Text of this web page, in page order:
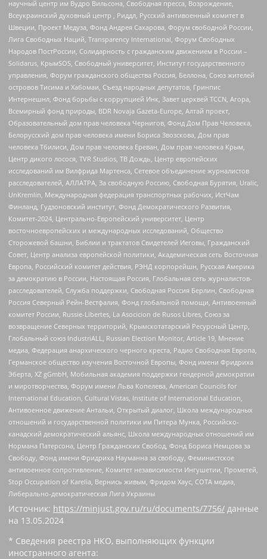
научный центр им Вудро Вильсона, Свободная пресса, Возрождение,
Всеукраинский духовный центр , Риддл, Русский антивоенный комитет в
Швеции, Проект Медуза, Фонд Андрея Сахарова, Форум свободной России,
Лига Свободных Наций, Transparеncy International, Форум Свободных
Народов ПостРоссии, Солидарность с гражданским движением в России –
Solidarus, КрымSOS, Свободный университет, Институт государственного
управления, Форум гражданского общества Россия, Беллона, Союз жителей
островов Тисима и Хабомаи, Съезд народных депутатов, Гринпис
Интернешнл, Фонд борьбы с коррупцией Инк, Завет церквей TCCN, Агора,
Всемирный фонд природы, BDR Novaja Gazeta-Europe, Алтай проект,
Образовательный дом прав человека Чернигов, Фонд Дом Прав Человека,
Белорусский дом прав человека имени Бориса Звозскова, Дом прав
человека Тбилиси, Дом прав человека Ереван, Дом прав человека Крым,
Центр дикого лосося, TVR Studios, ТВ Дождь, Центр европейских
исследований им Вилфрида Мартенса, Сетевое объединение журналистов
расследователей, АЛЛАТРА, За свободную Россию, Свободная Бурятия, Uralic,
UnKremlin, Международная федерация транспортных рабочих, ИстЧам
Финланд, Гудзоновский институт, Фонд Демократического Развития,
Комитет-2024, Центрально-Европейский университет, Центр
восточноевропейских и международных исследований, Общество
Сторожевой башни, Библии и трактатов Свидетелей Иеговы, Гражданский
Совет, Центр анализа европейской политики, Академическая сеть Восточная
Европа, Российский комитет действия, РЭНД корпорейшн, Русская Америка
за демократию в России, Настоящая Россия, Глобальная сеть журналистов-
расследователей, Служба поддержки, Свободная Россия Берлин, Свободная
Россия Северный Рейн-Вестфалия, Фонд глобальной помощи, Антивоенный
комитет России, Russie-Libertes, La Asocicion de Rusos Libres, Союз за
возвращение Северных территорий, Крымскотатарский Ресурсный Центр,
Глобальный союз IndustriALL, Russian Election Monitor, Article 19, Мнение
медиа, Федерация анархического черного креста, Радио Свободная Европа,
Германское общество изучения Восточной Европы, Фонд имени Фридриха
Эберта, XZ gGmbH, Мобильная академия поддержки гендерной демократии
и миротворчества, Форум имени Льва Копелева, American Councils for
International Education, Cultural Vistas, Institute of International Education,
Антивоенное движение Антальи, Открытый диалог, Школа международных
отношений и государственной политики им Питера Мунка, Российско-
канадский демократический альянс, Школа международных отношений им
Нормана Патерсона, Центр Гражданских Свобод, Фонд Бориса Немцова за
Свободу, Фонд имени Фридриха Науманна за свободу, Феминистское
антивоенное сопротивление, Комитет независимости Ингушетии, Прометей,
Stop Occupation of Karelia, Вернись живым, Фридом Хаус, СОТА медиа,
Либерально-демократическая Лига Украины
Источник: https://minjust.gov.ru/ru/documents/7756/ данные
на 13.05.2024
* Сведения реестра НКО, выполняющих функции
иностранного агента: